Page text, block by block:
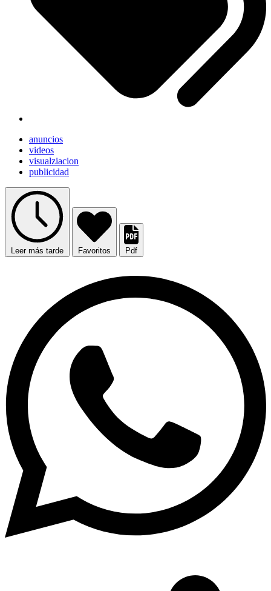
anuncios
videos
visualziacion
publicidad
Leer más tarde Favoritos Pdf